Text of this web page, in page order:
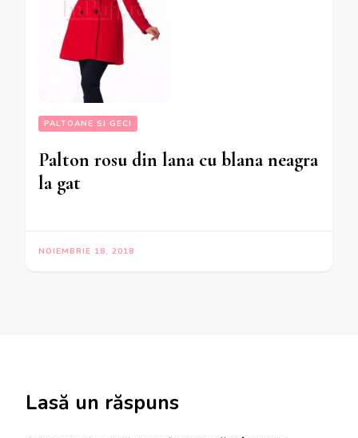
PALTOANE SI GECI
Palton rosu din lana cu blana neagra
la gat
NOIEMBRIE 18, 2018
Lasă un răspuns